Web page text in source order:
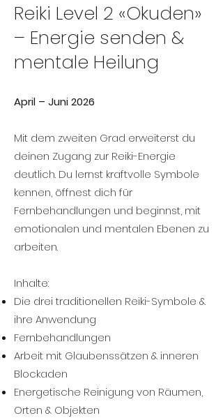
Reiki Level 2 «Okuden»
– Energie senden &
mentale Heilung
April – Juni 2026
Mit dem zweiten Grad erweiterst du
deinen Zugang zur Reiki-Energie
deutlich. Du lernst kraftvolle Symbole
kennen, öffnest dich für
Fernbehandlungen und beginnst, mit
emotionalen und mentalen Ebenen zu
arbeiten.
Inhalte:
Die drei traditionellen Reiki-Symbole &
ihre Anwendung
Fernbehandlungen
Arbeit mit Glaubenssätzen & inneren
Blockaden
Energetische Reinigung von Räumen,
Orten & Objekten